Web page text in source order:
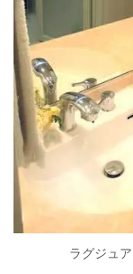
ラグジュ